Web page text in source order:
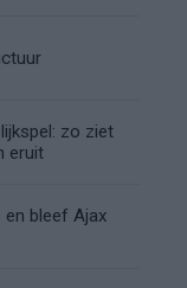
zo ziet
eruit
en bleef Ajax